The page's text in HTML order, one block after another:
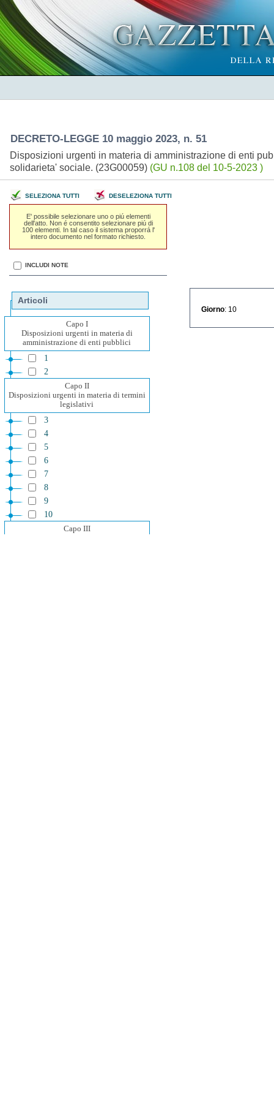
DECRETO-LEGGE 10 maggio 2023, n. 51
Disposizioni urgenti in materia di amministrazione di enti
solidarieta' sociale. (23G00059) (GU n.108 del 10-5-2023 )
SELEZIONA TUTTI DESELEZIONA TUTTI
E' possibile selezionare uno o piú elementi
dell'atto. Non é consentito selezionare piú di
100 elementi. In tal caso il sistema proporrá l'
intero documento nel formato richiesto.
INCLUDI NOTE
Articoli
Capo I
Disposizioni urgenti in materia di
amministrazione di enti pubblici
1
2
Capo II
Disposizioni urgenti in materia di termini
legislativi
3
4
5
6
7
8
9
10
Capo III
Giorno : 10